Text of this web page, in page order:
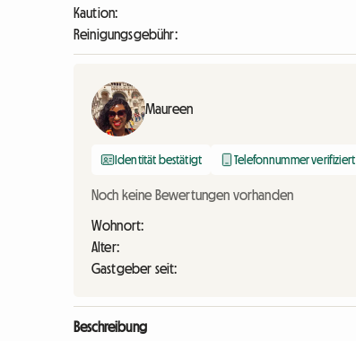
Kaution:
Reinigungsgebühr:
Maureen
Identität bestätigt Telefonnummer verifiziert
Noch keine Bewertungen vorhanden
Wohnort:
Alter:
Gastgeber seit:
Beschreibung